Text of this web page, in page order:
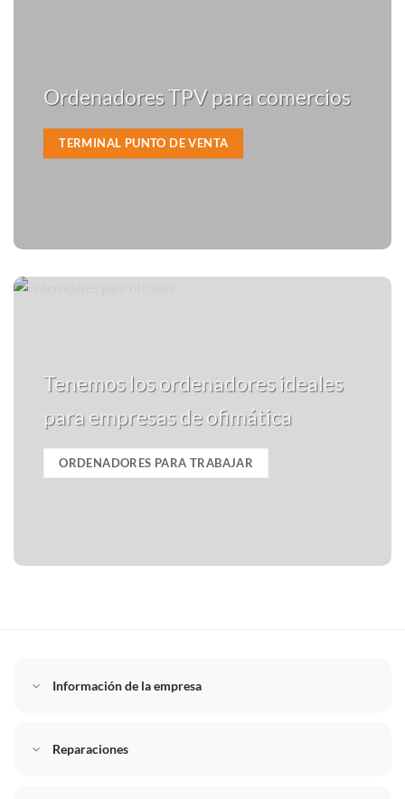
Ordenadores TPV para comercios
TERMINAL PUNTO DE VENTA
Tenemos los ordenadores ideales
para empresas de ofimática
ORDENADORES PARA TRABAJAR
Información de la empresa
Reparaciones